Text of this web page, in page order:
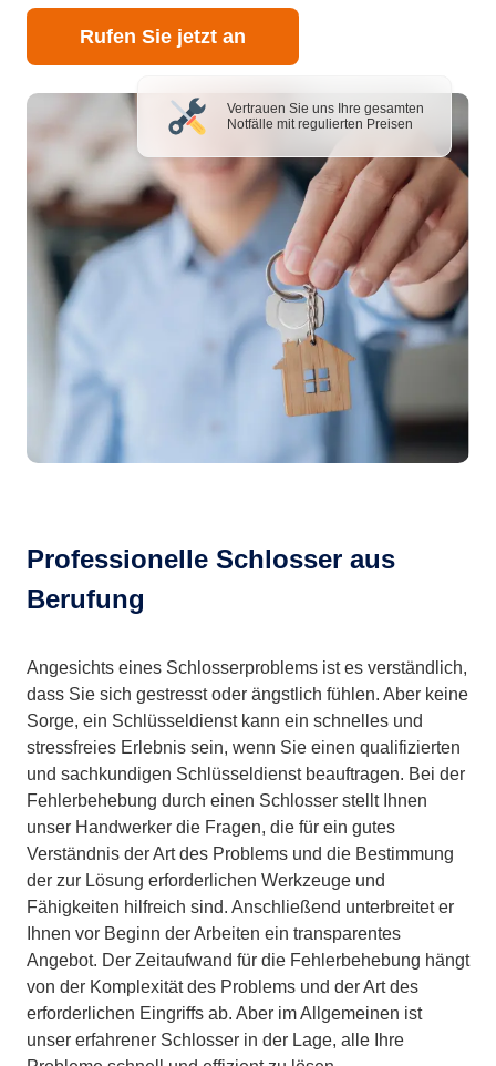
Rufen Sie jetzt an
Vertrauen Sie uns Ihre gesamten
Notfälle mit regulierten Preisen
Professionelle Schlosser aus
Berufung
Angesichts eines Schlosserproblems ist es verständlich,
dass Sie sich gestresst oder ängstlich fühlen. Aber keine
Sorge, ein Schlüsseldienst kann ein schnelles und
stressfreies Erlebnis sein, wenn Sie einen qualifizierten
und sachkundigen Schlüsseldienst beauftragen. Bei der
Fehlerbehebung durch einen Schlosser stellt Ihnen
unser Handwerker die Fragen, die für ein gutes
Verständnis der Art des Problems und die Bestimmung
der zur Lösung erforderlichen Werkzeuge und
Fähigkeiten hilfreich sind. Anschließend unterbreitet er
Ihnen vor Beginn der Arbeiten ein transparentes
Angebot. Der Zeitaufwand für die Fehlerbehebung hängt
von der Komplexität des Problems und der Art des
erforderlichen Eingriffs ab. Aber im Allgemeinen ist
unser erfahrener Schlosser in der Lage, alle Ihre